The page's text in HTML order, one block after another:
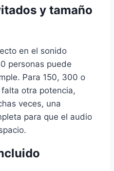
y tamaño
en el sonido
personas puede
Para 150, 300 o
otra potencia,
veces, una
para que el audio